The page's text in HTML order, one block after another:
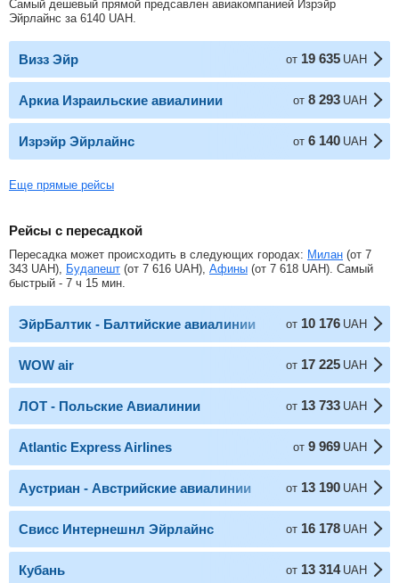
Самый дешевый прямой предсавлен авиакомпанией Изрэйр
Эйрлайнc за 6140 UAH
Визз Эйр от 19 635 UAH
Аркиа Израильские авиалинии от 8 293 UAH
Изрэйр Эйрлайнc от 6 140 UAH
Еще прямые рейсы
Рейсы с пересадкой
Пересадка может происходить в следующих городах: Милан (от 7
343 UAH), Будапешт (от 7 616 UAH), Афины (от 7 618 UAH). Самый
быстрый - 7 ч 15 мин.
ЭйрБалтик - Балтийские авиалинии от 10 176 UAH
WOW air от 17 225 UAH
ЛОТ - Польские Авиалинии от 13 733 UAH
Atlantic Express Airlines от 9 969 UAH
Аустриан - Австрийские авиалинии от 13 190 UAH
Свисс Интернешнл Эйрлайнс от 16 178 UAH
Кубань от 13 314 UAH